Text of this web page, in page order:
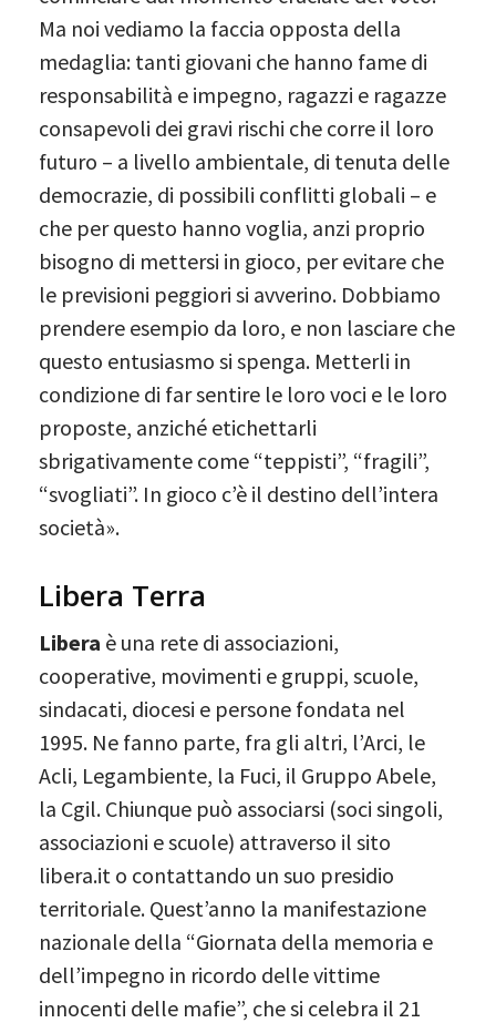
Ma noi vediamo la faccia opposta della
medaglia: tanti giovani che hanno fame di
responsabilità e impegno, ragazzi e ragazze
consapevoli dei gravi rischi che corre il loro
futuro – a livello ambientale, di tenuta delle
democrazie, di possibili conflitti globali – e
che per questo hanno voglia, anzi proprio
bisogno di mettersi in gioco, per evitare che
le previsioni peggiori si avverino. Dobbiamo
prendere esempio da loro, e non lasciare che
questo entusiasmo si spenga. Metterli in
condizione di far sentire le loro voci e le loro
proposte, anziché etichettarli
sbrigativamente come “teppisti”, “fragili”,
“svogliati”. In gioco c’è il destino dell’intera
società».
Libera Terra
Libera è una rete di associazioni,
cooperative, movimenti e gruppi, scuole,
sindacati, diocesi e persone fondata nel
1995. Ne fanno parte, fra gli altri, l’Arci, le
Acli, Legambiente, la Fuci, il Gruppo Abele,
la Cgil. Chiunque può associarsi (soci singoli,
associazioni e scuole) attraverso il sito
libera.it o contattando un suo presidio
territoriale. Quest’anno la manifestazione
nazionale della “Giornata della memoria e
dell’impegno in ricordo delle vittime
innocenti delle mafie”, che si celebra il 21